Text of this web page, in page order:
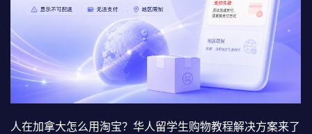
人在加拿大怎么用淘宝？华人留学生购物教程解决方案来了